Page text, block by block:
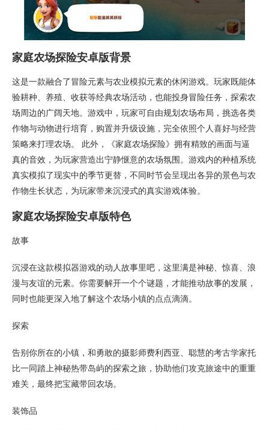
家庭农场探险安卓版背景
这是一款融合了冒险元素与农业模拟元素的休闲游戏。玩家既能体
验耕种、养殖、收获等经典农场活动，也能投身冒险任务，探索农
场周边的广阔天地。游戏中，玩家可自由规划农场布局，挑选各类
作物与动物进行培育，购置并升级设施，完全依照个人喜好与经营
策略来打理农场。 此外，《家庭农场探险》拥有精致的画面与逼
真的音效，为玩家营造出宁静惬意的农场氛围。游戏内的种植系统
真实模拟了现实中的季节更替，不同时节会呈现出各异的景色与农
作物生长状态，为玩家带来沉浸式的真实游戏体验。
家庭农场探险安卓版特色
故事
沉浸在这款模拟器游戏的动人故事里吧，这里满是神秘、惊喜、浪
漫与友谊的元素。你需要解开一个个谜题，才能推动故事的发展，
同时也能更深入地了解这个农场小镇的点点滴滴。
探索
告别你所在的小镇，和勇敢的摄影师费利西亚、聪慧的考古学家托
比一同踏上神秘热带岛屿的探索之旅，协助他们攻克旅途中的重重
难关，最终把宝藏带回农场。
装饰品